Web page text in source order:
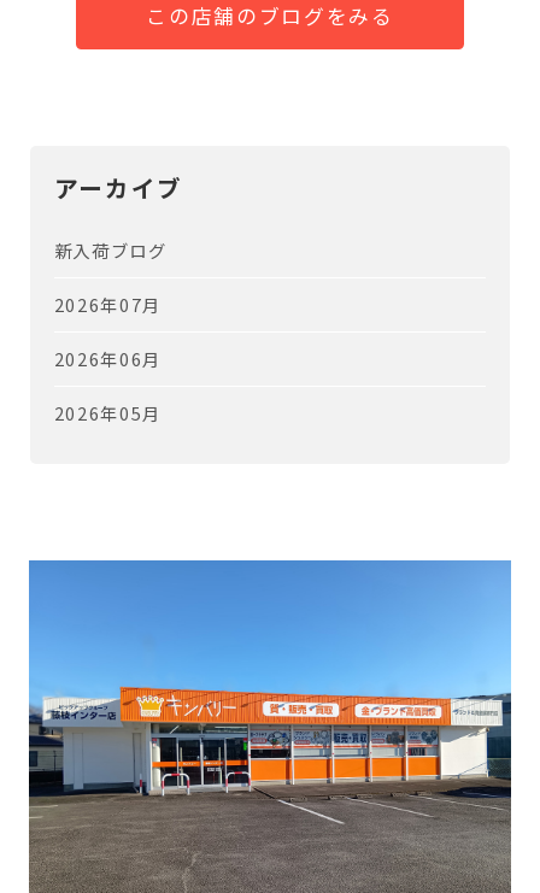
この店舗のブログをみる
アーカイブ
新入荷ブログ
2026年07月
2026年06月
2026年05月